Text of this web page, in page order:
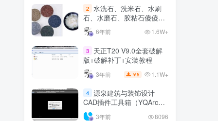
2
水洗石、洗米石、水刷
石、水磨石、胶粘石傻傻分
不清楚
6年前 1.6W+
3
天正T20 V9.0全套破解
版+破解补丁+安装教程
3年前 ￥5 1.1W+
4 源泉建筑与装饰设计
CAD插件工具箱（YQArch
6.7.4）
3年前 8096